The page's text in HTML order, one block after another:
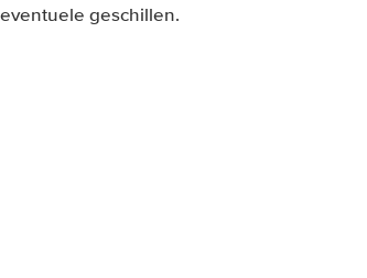
geschillen.